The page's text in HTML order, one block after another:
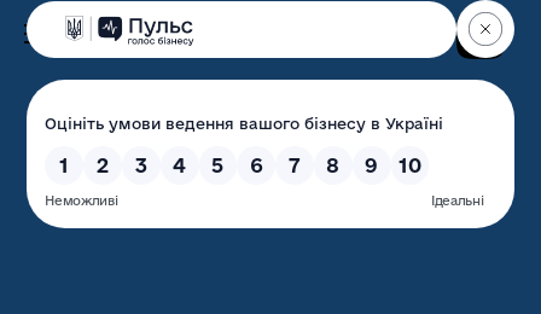
Волинська обласна
державна адміністрація